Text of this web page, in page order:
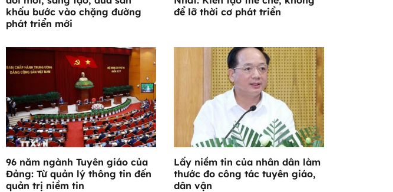
khấu bước vào chặng đường
phát triển mới
để lỡ thời cơ phát triển
96 năm ngành Tuyên giáo của
Đảng: Từ quản lý thông tin đến
quản trị niềm tin
Lấy niềm tin của nhân dân làm
thước đo công tác tuyên giáo,
dân vận